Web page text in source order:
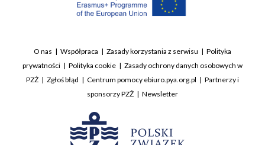
O nas Współpraca Zasady korzystania z serwisu
Polityka
prywatności
Polityka cookie
Zasady ochrony danych osobowych w
PZŻ
Zgłoś błąd Centrum pomocy ebiuro.pya.org.pl
Partnerzy i
sponsorzy PZŻ
Newsletter